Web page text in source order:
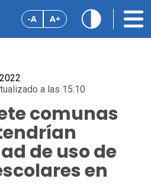
-A A+
a las 15:10
comunas
de uso de
en